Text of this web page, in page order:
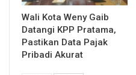
Wali Kota Weny Gaib
Datangi KPP Pratama,
Pastikan Data Pajak
Pribadi Akurat